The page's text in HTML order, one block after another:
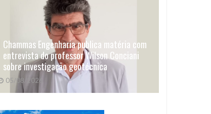
Chammas Engenharia publica matéria com
entrevista do professor Wilson Conciani
sobre investigação geotécnica
05/08/2026